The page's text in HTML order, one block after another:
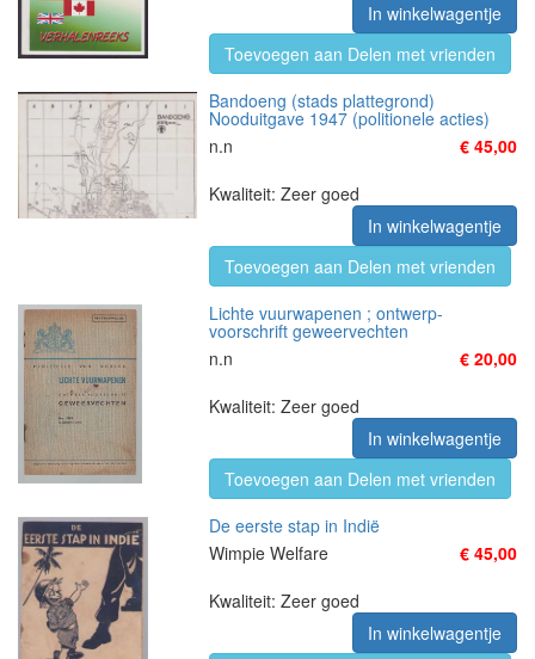
In winkelwagentje
Toevoegen aan Delen met vrienden
Bandoeng (stads plattegrond)
Nooduitgave 1947 (politionele acties)
n.n
€ 45,00
Kwaliteit: Zeer goed
In winkelwagentje
Toevoegen aan Delen met vrienden
Lichte vuurwapenen ; ontwerp-
voorschrift geweervechten
n.n
€ 20,00
Kwaliteit: Zeer goed
In winkelwagentje
Toevoegen aan Delen met vrienden
De eerste stap in Indie͏̈
Wimpie Welfare
€ 45,00
Kwaliteit: Zeer goed
In winkelwagentje